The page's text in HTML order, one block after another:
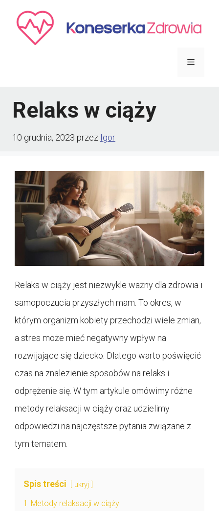
Menu
Relaks w ciąży
10 grudnia, 2023 przez Igor
Relaks w ciąży jest niezwykle ważny dla zdrowia i
samopoczucia przyszłych mam. To okres, w
którym organizm kobiety przechodzi wiele zmian,
a stres może mieć negatywny wpływ na
rozwijające się dziecko. Dlatego warto poświęcić
czas na znalezienie sposobów na relaks i
odprężenie się. W tym artykule omówimy różne
metody relaksacji w ciąży oraz udzielimy
odpowiedzi na najczęstsze pytania związane z
tym tematem.
Spis treści ukryj
1
Metody relaksacji w ciąży